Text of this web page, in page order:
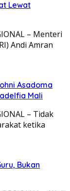
Lewat
– Menteri
Andi Amran
Asadoma
Mali
– Tidak
ketika
Bukan